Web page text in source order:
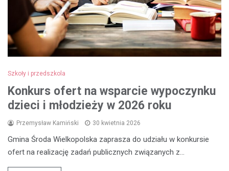
Szkoły i przedszkola
Konkurs ofert na wsparcie wypoczynku
dzieci i młodzieży w 2026 roku
Przemysław Kamiński 30 kwietnia 2026
Gmina Środa Wielkopolska zaprasza do udziału w konkursie
ofert na realizację zadań publicznych związanych z…